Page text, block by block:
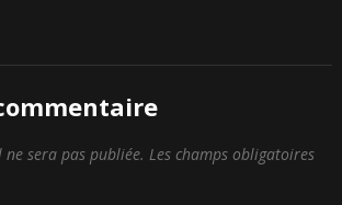
sera pas publiée. Les champs obligatoires